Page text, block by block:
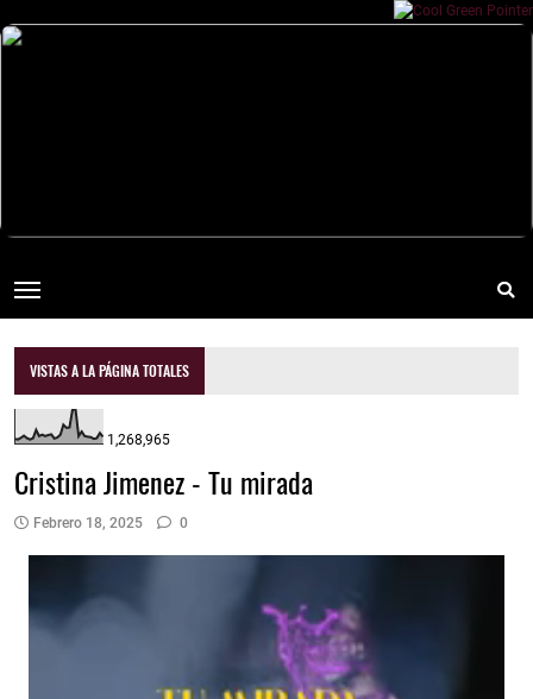
VISTAS A LA PÁGINA TOTALES
1,268,965
Cristina Jimenez - Tu mirada
Febrero 18, 2025 0